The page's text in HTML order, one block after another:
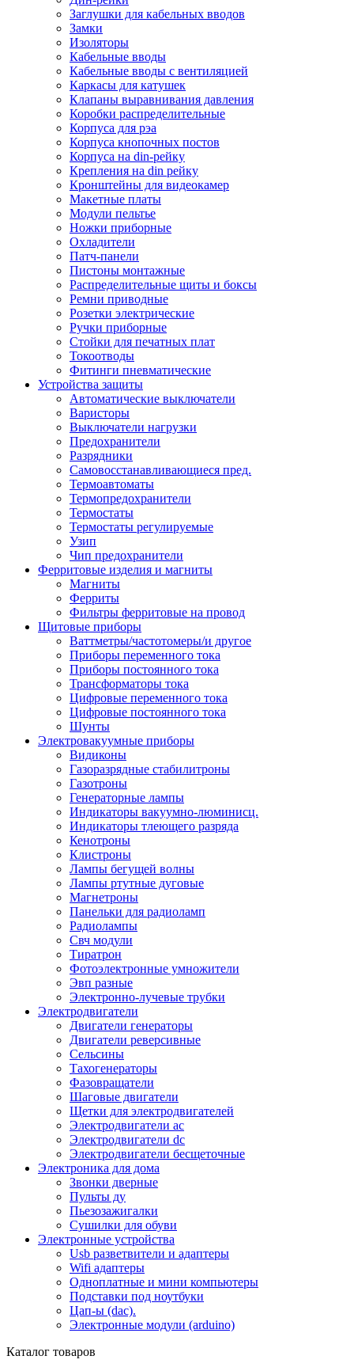
Заглушки для кабельных вводов
Замки
Изоляторы
Кабельные вводы
Кабельные вводы с вентиляцией
Каркасы для катушек
Клапаны выравнивания давления
Коробки распределительные
Корпуса для рэа
Корпуса кнопочных постов
Корпуса на din-рейку
Крепления на din рейку
Кронштейны для видеокамер
Макетные платы
Модули пельтье
Ножки приборные
Охладители
Патч-панели
Пистоны монтажные
Распределительные щиты и боксы
Ремни приводные
Розетки электрические
Ручки приборные
Стойки для печатных плат
Токоотводы
Фитинги пневматические
Устройства защиты
Автоматические выключатели
Варисторы
Выключатели нагрузки
Предохранители
Разрядники
Самовосстанавливающиеся пред.
Термоавтоматы
Термопредохранители
Термостаты
Термостаты регулируемые
Узип
Чип предохранители
Ферритовые изделия и магниты
Магниты
Ферриты
Фильтры ферритовые на провод
Щитовые приборы
Ваттметры/частотомеры/и другое
Приборы переменного тока
Приборы постоянного тока
Трансформаторы тока
Цифровые переменного тока
Цифровые постоянного тока
Шунты
Электровакуумные приборы
Видиконы
Газоразрядные стабилитроны
Газотроны
Генераторные лампы
Индикаторы вакуумно-люминисц.
Индикаторы тлеющего разряда
Кенотроны
Клистроны
Лампы бегущей волны
Лампы ртутные дуговые
Магнетроны
Панельки для радиоламп
Радиолампы
Свч модули
Тиратрон
Фотоэлектронные умножители
Эвп разные
Электронно-лучевые трубки
Электродвигатели
Двигатели генераторы
Двигатели реверсивные
Сельсины
Тахогенераторы
Фазовращатели
Шаговые двигатели
Щетки для электродвигателей
Электродвигатели ac
Электродвигатели dc
Электродвигатели бесщеточные
Электроника для дома
Звонки дверные
Пульты ду
Пьезозажигалки
Сушилки для обуви
Электронные устройства
Usb разветвители и адаптеры
Wifi адаптеры
Одноплатные и мини компьютеры
Подставки под ноутбуки
Цап-ы (dac).
Электронные модули (arduino)
Каталог товаров